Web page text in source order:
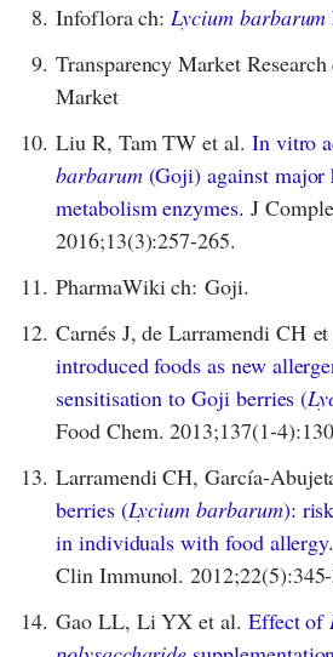
8. Infoflora ch:Lycium barbarum
9. Transparency Market
Market
10. Liu R, Tam TW et al. In vitro
barbarum(Goji) against major
metabolism enzymes. J
2016;13(3):257-265.
11. PharmaWiki ch: Goji.
12. Carnés J, de Larramendi CH
introduced foods as new
sensitisation to Goji berries (
Food Chem. 2013;137(1-
13. Larramendi CH, García-
berries (Lycium barbarum):
in individuals with food allergy.
Clin Immunol.
14. Gao LL, Li YX et al. Effect of